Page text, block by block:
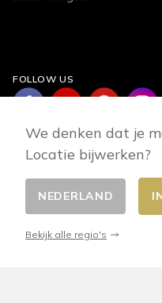
FOLLOW US
Wisselaar betaalt
We denken dat je
Locatie bijwerken?
NEDERLAND
Bekijk alle regio's